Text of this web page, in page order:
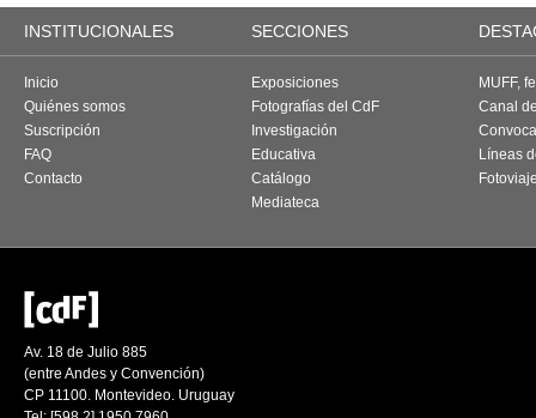
INSTITUCIONALES SECCIONES
Inicio
Quiénes somos
Suscripción
FAQ
Contacto
Exposiciones
Fotografías del CdF
Investigación
Educativa
Catálogo
Mediateca
MUFF,
Canal
Líneas
Av. 18 de Julio 885
(entre Andes y Convención)
CP 11100. Montevideo. Uruguay